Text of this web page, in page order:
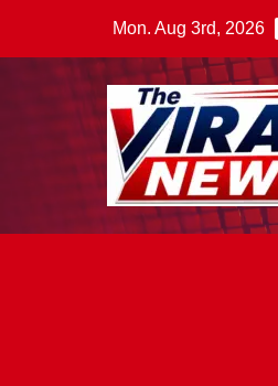
Mon. Aug 3rd, 2026